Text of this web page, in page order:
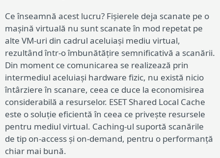
Ce înseamnă acest lucru? Fișierele deja scanate pe o
mașină virtuală nu sunt scanate în mod repetat pe
alte VM-uri din cadrul aceluiași mediu virtual,
rezultând într-o îmbunătățire semnificativă a scanării.
Din moment ce comunicarea se realizează prin
intermediul aceluiași hardware fizic, nu există nicio
întârziere în scanare, ceea ce duce la economisirea
considerabilă a resurselor. ESET Shared Local Cache
este o soluție eficientă în ceea ce privește resursele
pentru mediul virtual. Caching-ul suportă scanările
de tip on-access și on-demand, pentru o performanță
chiar mai bună.